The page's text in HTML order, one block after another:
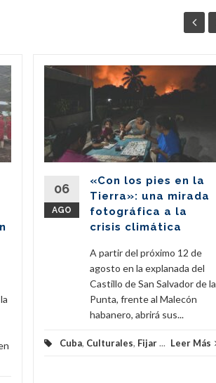
06
AGO
«Con los pies en la
Tierra»: una mirada
fotográfica a la
crisis climática
A partir del próximo 12 de
agosto en la explanada del
Castillo de San Salvador de la
Punta, frente al Malecón
habanero, abrirá sus...
Cuba, Culturales, Fijar... Leer Más